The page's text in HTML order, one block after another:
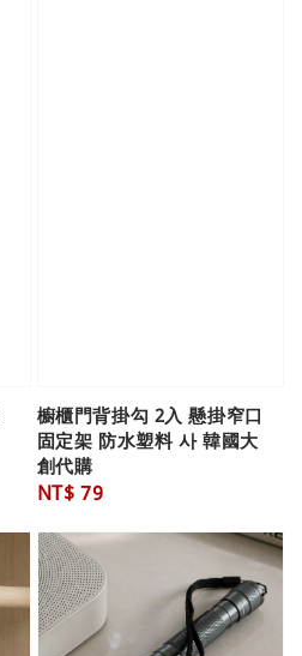
櫥櫃門背掛勾 2入 懸掛窄口
固定架 防水塑料 사 韓國大
創代購
Regular
NT$ 79